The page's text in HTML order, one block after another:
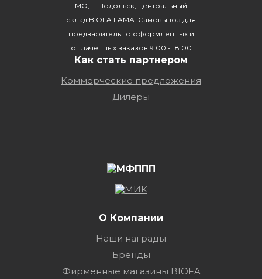
МО, г. Подольск, центральный
склад BIOFA FAMA. Самовывоз для
предварительно оформленных и
оплаченных заказов 9:00 - 18:00
Как стать партнером
Коммерческие предложения
Дилеры
О Компании
Наши награды
Бренды
Фирменные магазины BIOFA